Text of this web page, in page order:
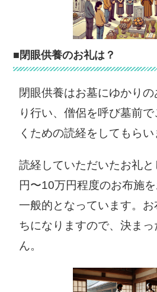
〒779-2395 海
部郡美波町奥河
内字本村18-1
0884-77-1111
〒771-0295 板
野郡松茂町広島
字東裏30
藍住町役場
〒771-1292 板
野郡藍住町奥野
字矢上前52-1
〒771-1392 板
■閉眼供養のお礼は？
閉眼供養はお墓にゆかり
り行い、僧侶を呼び墓前
くための読経をしてもらい
読経していただいたお礼
円〜10万円程度のお布施
一般的となっています。
ちになりますので、決ま
ん。